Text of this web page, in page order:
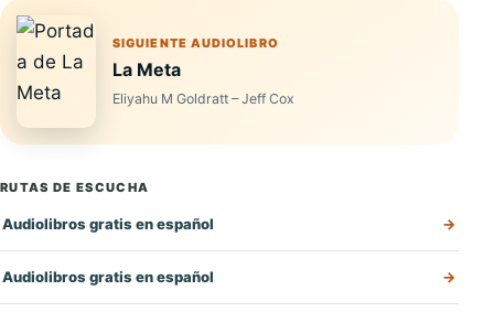
SIGUIENTE AUDIOLIBRO
La Meta
Eliyahu M Goldratt – Jeff Cox
RUTAS DE ESCUCHA
Audiolibros gratis en español
Audiolibros gratis en español